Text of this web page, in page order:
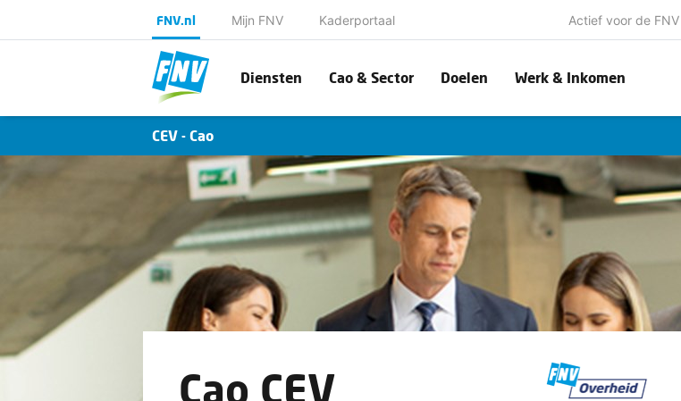
FNV.nl Mijn FNV Kaderportaal Actief voor de FNV
Diensten Cao & Sector Doelen Werk & Inkomen
CEV - Cao
Cao CEV